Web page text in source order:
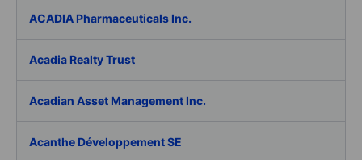
ACADIA Pharmaceuticals Inc.
Acadia Realty Trust
Acadian Asset Management Inc.
Acanthe Développement SE